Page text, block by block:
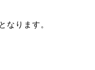
なります。